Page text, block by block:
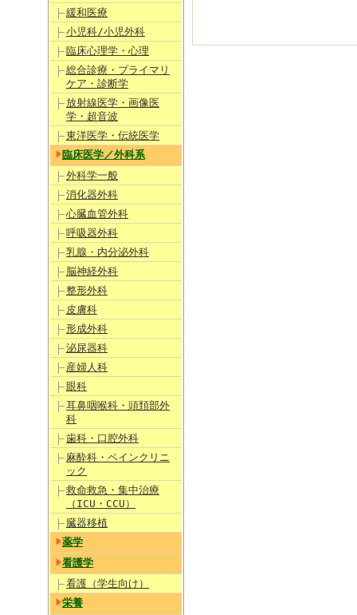
緩和医療
小児科/小児外科
臨床心理学・心理
総合診療・プライマリ
ケア・診断学
放射線医学・画像医
学・超音波
東洋医学・伝統医学
臨床医学／外科系
外科学一般
消化器外科
心臓血管外科
呼吸器外科
乳腺・内分泌外科
脳神経外科
整形外科
皮膚科
形成外科
泌尿器科
産婦人科
眼科
耳鼻咽喉科・頭頚部外
科
歯科・口腔外科
麻酔科・ペインクリニ
ック
救命救急・集中治療
（ICU・CCU）
臓器移植
薬学
看護学
看護（学生向け）
栄養